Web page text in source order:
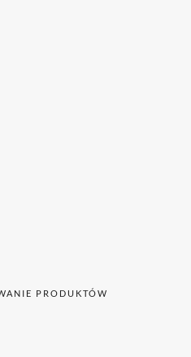
PRODUKTÓW